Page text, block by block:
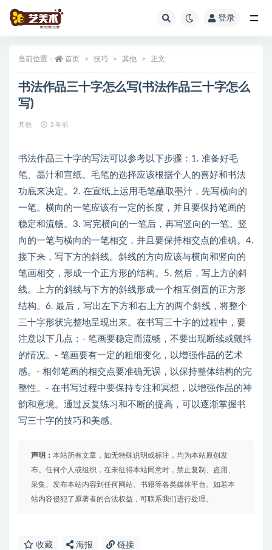
登录
当前位置： 首页 技巧 其他 正文
书法作品三十字怎么写(书法作品三十字怎么
写)
其他 3 年前
书法作品三十字的写法可以参考以下步骤：1. 准备好毛
笔、墨汁和宣纸。毛笔的选择应该根据个人的喜好和书法
功底来决定。2. 在宣纸上运用毛笔蘸取墨汁，先写横向的
一笔。横向的一笔应该有一定的长度，并且要保持笔画的
稳定和流畅。3. 写完横向的一笔后，再写竖向的一笔。竖
向的一笔与横向的一笔相交，并且要保持相交点的准确。4.
接下来，写下方的斜线。斜线的方向应该与横向和竖向的
笔画相交，形成一个正方形的结构。5. 然后，写上方的斜
线。上方的斜线与下方的斜线形成一个相互倒置的正方形
结构。6. 最后，写出左下方和右上方的两个斜线，将整个
三十字形状完整地呈现出来。在书写三十字的过程中，要
注意以下几点：- 笔画要稳定而流畅，不要出现断续或颤抖
的情况。- 笔画要有一定的粗细变化，以增强作品的艺术
感。- 相邻笔画的相交点要准确无误，以保持整体结构的完
整性。- 在书写过程中要保持专注和冥想，以增强作品的神
韵和意境。通过反复练习和不断的提高，可以逐渐掌握书
写三十字的技巧和美感。
声明： 本站所有文章，如无特殊说明或标注，均为本站原创发
布。任何个人或组织，在未征得本站同意时，禁止复制、盗用、
采集、发布本站内容到任何网站、书籍等各类媒体平台。如若本
站内容侵犯了原著者的合法权益，可联系我们进行处理。
收藏 海报 链接